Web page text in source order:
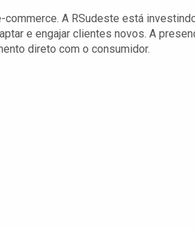
A RSudeste está
e engajar clientes novos. A
direto com o consumidor.